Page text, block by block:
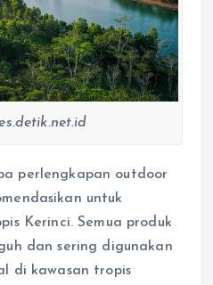
perlengkapan outdoor
untuk
Kerinci. Semua produk
dan sering digunakan
di kawasan tropis